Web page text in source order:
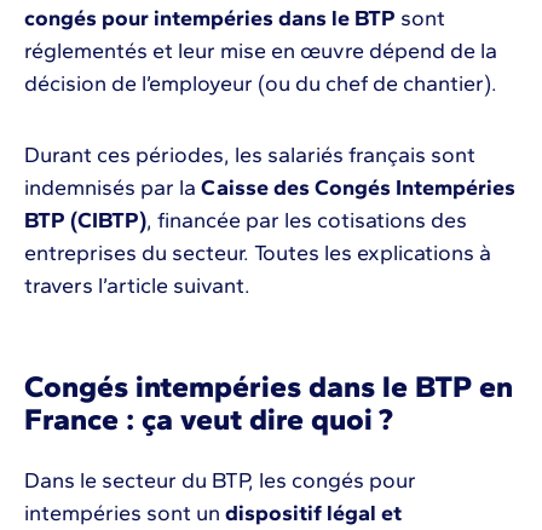
congés pour intempéries dans le BTP sont
réglementés et leur mise en œuvre dépend de la
décision de l’employeur (ou du chef de chantier).
Durant ces périodes, les salariés français sont
indemnisés par la Caisse des Congés Intempéries
BTP (CIBTP), financée par les cotisations des
entreprises du secteur. Toutes les explications à
travers l’article suivant.
Congés intempéries dans le BTP en
France : ça veut dire quoi ?
Dans le secteur du BTP, les congés pour
intempéries sont un dispositif légal et